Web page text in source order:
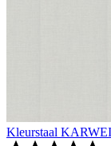
Kleurstaal